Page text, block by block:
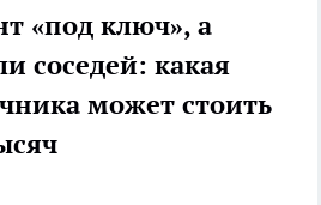
«под ключ», а
соседей: какая
может стоить